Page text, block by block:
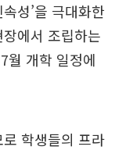
성’을 극대화한
에서 조립하는
월 개학 일정에
학생들의 프라